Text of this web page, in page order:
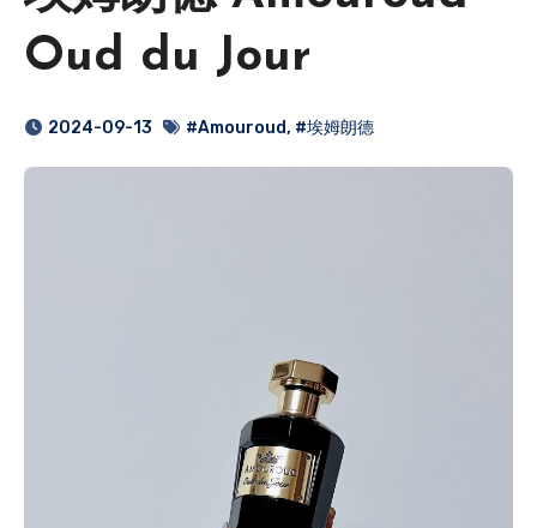
Oud du Jour
2024-09-13 #Amouroud, #埃姆朗德